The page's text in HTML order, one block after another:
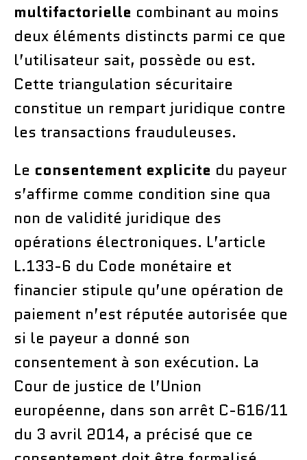
multifactorielle combinant au moins
deux éléments distincts parmi ce que
l’utilisateur sait, possède ou est.
Cette triangulation sécuritaire
constitue un rempart juridique contre
les transactions frauduleuses.
Le consentement explicite du payeur
s’affirme comme condition sine qua
non de validité juridique des
opérations électroniques. L’article
L.133-6 du Code monétaire et
financier stipule qu’une opération de
paiement n’est réputée autorisée que
si le payeur a donné son
consentement à son exécution. La
Cour de justice de l’Union
européenne, dans son arrêt C-616/11
du 3 avril 2014, a précisé que ce